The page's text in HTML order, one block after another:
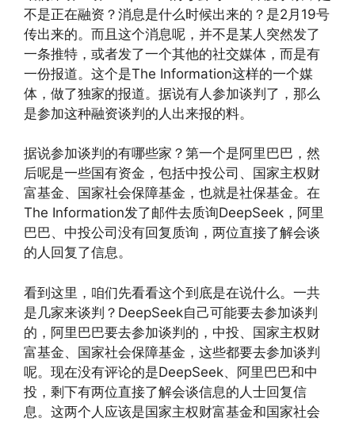
不是正在融资？消息是什么时候出来的？是2月19号
传出来的。而且这个消息呢，并不是某人突然发了
一条推特，或者发了一个其他的社交媒体，而是有
一份报道。这个是The Information这样的一个媒
体，做了独家的报道。据说有人参加谈判了，那么
是参加这种融资谈判的人出来报的料。
据说参加谈判的有哪些家？第一个是阿里巴巴，然
后呢是一些国有资金，包括中投公司、国家主权财
富基金、国家社会保障基金，也就是社保基金。在
The Information发了邮件去质询DeepSeek，阿里
巴巴、中投公司没有回复质询，两位直接了解会谈
的人回复了信息。
看到这里，咱们先看看这个到底是在说什么。一共
是几家来谈判？DeepSeek自己可能要去参加谈判
的，阿里巴巴要去参加谈判的，中投、国家主权财
富基金、国家社会保障基金，这些都要去参加谈判
呢。现在没有评论的是DeepSeek、阿里巴巴和中
投，剩下有两位直接了解会谈信息的人士回复信
息。这两个人应该是国家主权财富基金和国家社会